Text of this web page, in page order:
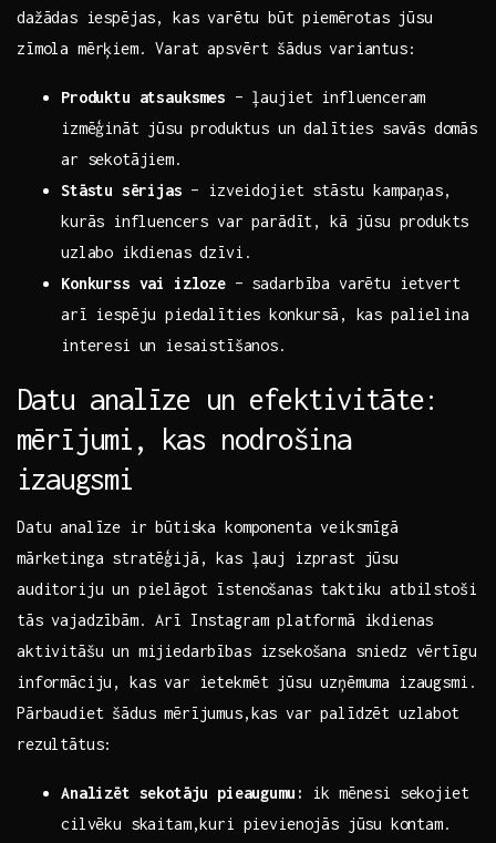
dažādas⁢ iespējas, kas ⁢varētu ⁣būt piemērotas jūsu
zīmola mērķiem. Varat apsvērt šādus variantus:
Produktu atsauksmes –‌ ļaujiet influenceram
izmēģināt ⁢jūsu produktus un dalīties savās ⁣domās
ar sekotājiem.
Stāstu ⁤sērijas – izveidojiet ‌stāstu kampaņas,
kurās⁣ influencers var parādīt, kā jūsu produkts‌
uzlabo ikdienas dzīvi.
Konkurss vai izloze– ​sadarbība varētu ietvert
arī iespēju piedalīties konkursā, kas‌ palielina
interesi un iesaistīšanos.
Datu analīze un efektivitāte:
mērījumi, kas nodrošina
izaugsmi
Datu analīze ir ⁤būtiska komponenta veiksmīgā
mārketinga stratēģijā, ‌kas ļauj izprast jūsu
auditoriju un pielāgot īstenošanas taktiku atbilstoši
tās vajadzībām. Arī Instagram platformā ‍ikdienas
aktivitāšu un mijiedarbības ‍izsekošana sniedz vērtīgu
informāciju, kas var ​ietekmēt jūsu uzņēmuma izaugsmi.
Pārbaudiet šādus mērījumus,kas var palīdzēt uzlabot
rezultātus:
Analizēt sekotāju pieaugumu:
ik mēnesi sekojiet
cilvēku skaitam,kuri pievienojās jūsu ⁤kontam.